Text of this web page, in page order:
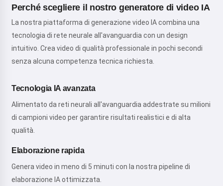
Perché scegliere il nostro generatore di video IA
La nostra piattaforma di generazione video IA combina una
tecnologia di rete neurale all'avanguardia con un design
intuitivo. Crea video di qualità professionale in pochi secondi
senza alcuna competenza tecnica richiesta.
Tecnologia IA avanzata
Alimentato da reti neurali all'avanguardia addestrate su milioni
di campioni video per garantire risultati realistici e di alta
qualità.
Elaborazione rapida
Genera video in meno di 5 minuti con la nostra pipeline di
elaborazione IA ottimizzata.